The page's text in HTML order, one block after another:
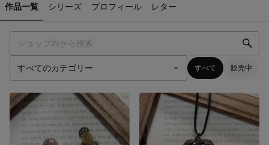
作品一覧 シリーズ プロフィール レター
すべて 販売中